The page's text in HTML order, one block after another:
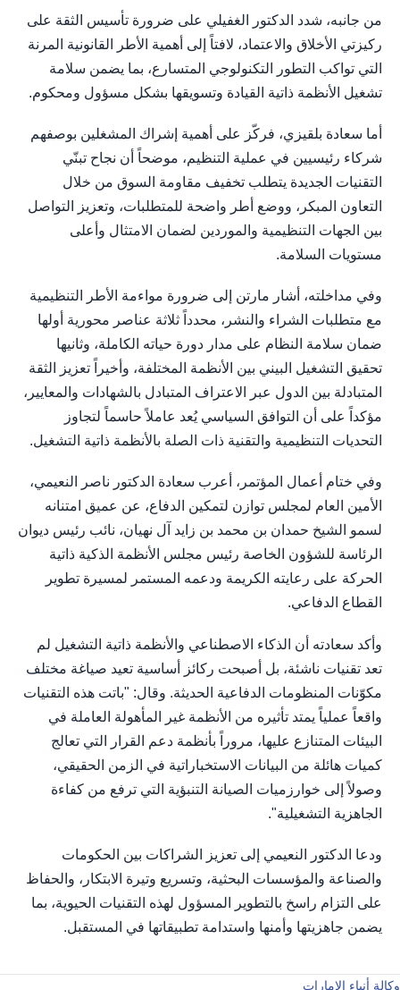
من جانبه، شدد الدكتور الغفيلي على ضرورة تأسيس الثقة على
ركيزتي الأخلاق والاعتماد، لافتاً إلى أهمية الأطر القانونية المرنة
التي تواكب التطور التكنولوجي المتسارع، بما يضمن سلامة
تشغيل الأنظمة ذاتية القيادة وتسويقها بشكل مسؤول ومحكوم.
أما سعادة بلقيزي، فركّز على أهمية إشراك المشغلين بوصفهم
شركاء رئيسيين في عملية التنظيم، موضحاً أن نجاح تبنّي
التقنيات الجديدة يتطلب تخفيف مقاومة السوق من خلال
التعاون المبكر، ووضع أطر واضحة للمتطلبات، وتعزيز التواصل
بين الجهات التنظيمية والموردين لضمان الامتثال وأعلى
مستويات السلامة.
وفي مداخلته، أشار مارتن إلى ضرورة مواءمة الأطر التنظيمية
مع متطلبات الشراء والنشر، محدداً ثلاثة عناصر محورية أولها
ضمان سلامة النظام على مدار دورة حياته الكاملة، وثانيها
تحقيق التشغيل البيني بين الأنظمة المختلفة، وأخيراً تعزيز الثقة
المتبادلة بين الدول عبر الاعتراف المتبادل بالشهادات والمعايير،
مؤكداً على أن التوافق السياسي يُعد عاملاً حاسماً لتجاوز
التحديات التنظيمية والتقنية ذات الصلة بالأنظمة ذاتية التشغيل.
وفي ختام أعمال المؤتمر، أعرب سعادة الدكتور ناصر النعيمي،
الأمين العام لمجلس توازن لتمكين الدفاع، عن عميق امتنانه
لسمو الشيخ حمدان بن محمد بن زايد آل نهيان، نائب رئيس ديوان
الرئاسة للشؤون الخاصة رئيس مجلس الأنظمة الذكية ذاتية
الحركة على رعايته الكريمة ودعمه المستمر لمسيرة تطوير
القطاع الدفاعي.
وأكد سعادته أن الذكاء الاصطناعي والأنظمة ذاتية التشغيل لم
تعد تقنيات ناشئة، بل أصبحت ركائز أساسية تعيد صياغة مختلف
مكوّنات المنظومات الدفاعية الحديثة. وقال: "باتت هذه التقنيات
واقعاً عملياً يمتد تأثيره من الأنظمة غير المأهولة العاملة في
البيئات المتنازع عليها، مروراً بأنظمة دعم القرار التي تعالج
كميات هائلة من البيانات الاستخباراتية في الزمن الحقيقي،
وصولاً إلى خوارزميات الصيانة التنبؤية التي ترفع من كفاءة
الجاهزية التشغيلية".
ودعا الدكتور النعيمي إلى تعزيز الشراكات بين الحكومات
والصناعة والمؤسسات البحثية، وتسريع وتيرة الابتكار، والحفاظ
على التزام راسخ بالتطوير المسؤول لهذه التقنيات الحيوية، بما
يضمن جاهزيتها وأمنها واستدامة تطبيقاتها في المستقبل.
وكالة أنباء الإمارات